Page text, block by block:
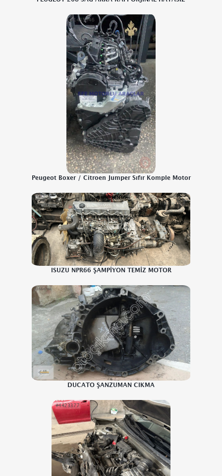
Peugeot Boxer / Citroen Jumper Sıfır Komple Motor
ISUZU NPR66 ŞAMPİYON TEMİZ MOTOR
DUCATO ŞANZUMAN CIKMA